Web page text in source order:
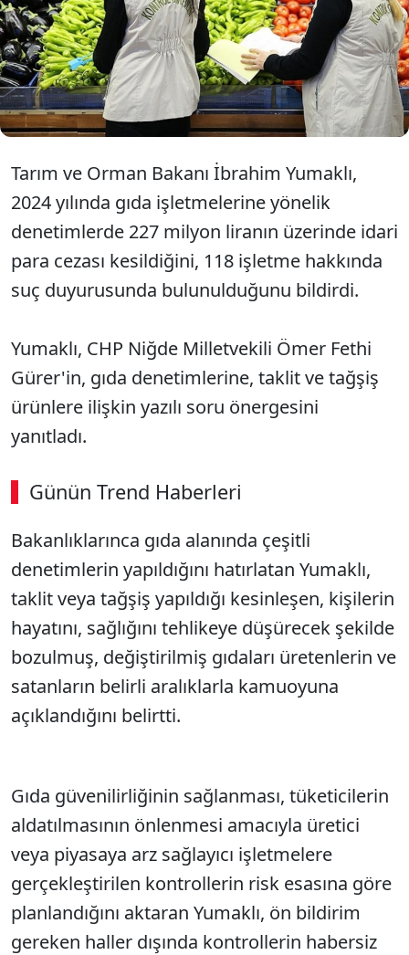
gıda işletmelerine bu yılki denetimlerde
227 milyon liranın üzerinde para cezası
kesildiğini açıkladı.
Tarım ve Orman Bakanı İbrahim Yumaklı,
2024 yılında gıda işletmelerine yönelik
denetimlerde 227 milyon liranın üzerinde idari
para cezası kesildiğini, 118 işletme hakkında
suç duyurusunda bulunulduğunu bildirdi.
Yumaklı, CHP Niğde Milletvekili Ömer Fethi
Gürer'in, gıda denetimlerine, taklit ve tağşiş
ürünlere ilişkin yazılı soru önergesini
yanıtladı.
Günün Trend Haberleri
SÖZCÜ SON DAKİKA
Bakanlıklarınca gıda alanında çeşitli
denetimlerin yapıldığını hatırlatan Yumaklı,
taklit veya tağşiş yapıldığı kesinleşen, kişilerin
hayatını, sağlığını tehlikeye düşürecek şekilde
bozulmuş, değiştirilmiş gıdaları üretenlerin ve
satanların belirli aralıklarla kamuoyuna
açıklandığını belirtti.
Gıda güvenilirliğinin sağlanması, tüketicilerin
aldatılmasının önlenmesi amacıyla üretici
veya piyasaya arz sağlayıcı işletmelere
gerçekleştirilen kontrollerin risk esasına göre
planlandığını aktaran Yumaklı, ön bildirim
gereken haller dışında kontrollerin habersiz